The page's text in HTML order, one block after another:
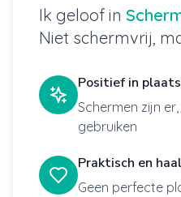
Ik geloof in
Niet schermvrij,
Positief in
Schermen zijn
gebruiken
Praktisch en
Geen perfecte